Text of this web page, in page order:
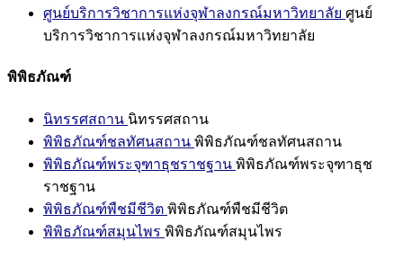
ศูนย์บริการวิชาการแห่งจุฬาลงกรณ์มหาวิทยาลัย ศูนย์
บริการวิชาการแห่งจุฬาลงกรณ์มหาวิทยาลัย
พิพิธภัณฑ์
นิทรรศสถาน นิทรรศสถาน
พิพิธภัณฑ์ชลทัศนสถาน พิพิธภัณฑ์ชลทัศนสถาน
พิพิธภัณฑ์พระจุฑาธุชราชฐาน พิพิธภัณฑ์พระจุฑาธุช
ราชฐาน
พิพิธภัณฑ์พืชมีชีวิต พิพิธภัณฑ์พืชมีชีวิต
พิพิธภัณฑ์สมุนไพร พิพิธภัณฑ์สมุนไพร